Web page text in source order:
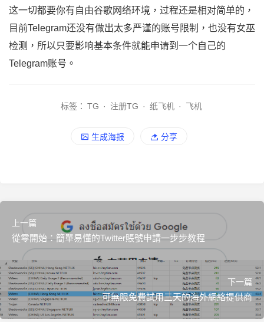
这一切都要你有自由谷歌网络环境，过程还是相对简单的，
目前Telegram还没有做出太多严谨的账号限制，也没有女巫
检测，所以只要影响基本条件就能申请到一个自己的
Telegram账号。
标签： TG · 注册TG · 纸飞机 · 飞机
生成海报 分享
上一篇
從零開始：簡單易懂的Twitter賬號申請一步步教程
下一篇
可無限免費試用三天的海外網絡提供商